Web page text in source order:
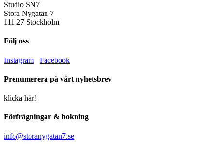
Studio SN7
Stora Nygatan 7
111 27 Stockholm
Följ oss
Instagram Facebook
Prenumerera på vårt nyhetsbrev
klicka här!
Förfrågningar & bokning
info@storanygatan7.se